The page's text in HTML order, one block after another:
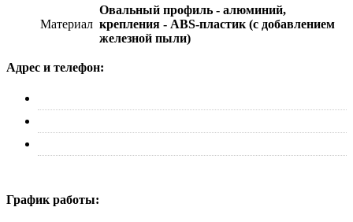
Материал
Овальный профиль - алюминий,
крепления - ABS-пластик (с добавлением
железной пыли)
Адрес и телефон:
График работы: